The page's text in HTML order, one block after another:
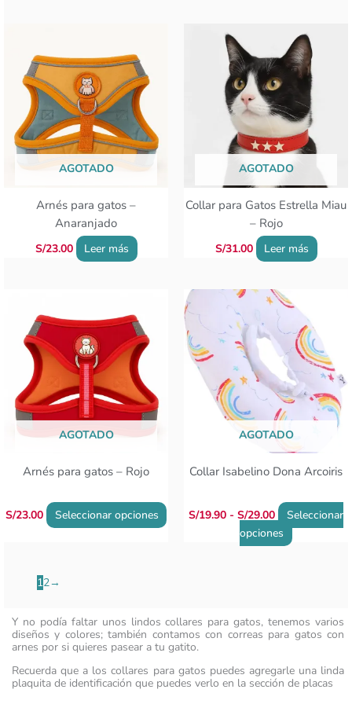
AGOTADO
Arnés para gatos –
Anaranjado
S/23.00 Leer más
AGOTADO
Collar para Gatos Estrella Miau
– Rojo
S/31.00 Leer más
AGOTADO
Arnés para gatos – Rojo
S/23.00 Seleccionar opciones
Este
producto
tiene
múltiples
variantes.
página
AGOTADO
Collar Isabelino Dona Arcoiris
S/19.90 - S/29.00
Rango
de
precios:
desde
S/19.90
hasta
S/29.00
Seleccionar
opciones
producto
tiene
múltiples
variantes.
Las
opciones
se
pueden
en
página
de
12→
Y no podía faltar unos lindos collares para gatos, tenemos varios
diseños y colores; también contamos con correas para gatos con
arnes por si quieres pasear a tu gatito.
Recuerda que a los collares para gatos puedes agregarle una linda
plaquita de identificación que puedes verlo en la sección de placas